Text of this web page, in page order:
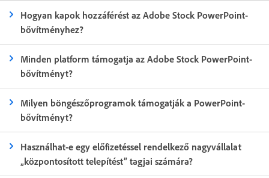
Hogyan kapok hozzáférést az Adobe Stock PowerPoint-
bővítményhez?
Minden platform támogatja az Adobe Stock PowerPoint-
bővítményt?
Milyen böngészőprogramok támogatják a PowerPoint-
bővítményt?
Használhat-e egy előfizetéssel rendelkező nagyvállalat
„központosított telepítést” tagjai számára?